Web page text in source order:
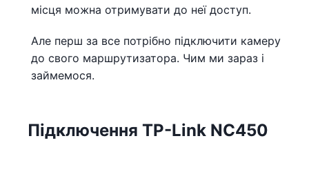
місця можна отримувати до неї доступ.
Але перш за все потрібно підключити камеру
до свого маршрутизатора. Чим ми зараз і
займемося.
Підключення TP-Link NC450